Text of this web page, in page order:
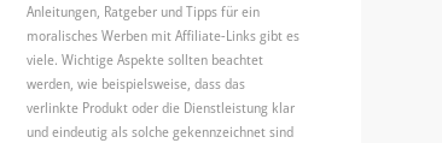
Anleitungen, Ratgeber und Tipps für ein
moralisches Werben mit Affiliate-Links gibt es
viele. Wichtige Aspekte sollten beachtet
werden, wie beispielsweise, dass das
verlinkte Produkt oder die Dienstleistung klar
und eindeutig als solche gekennzeichnet sind